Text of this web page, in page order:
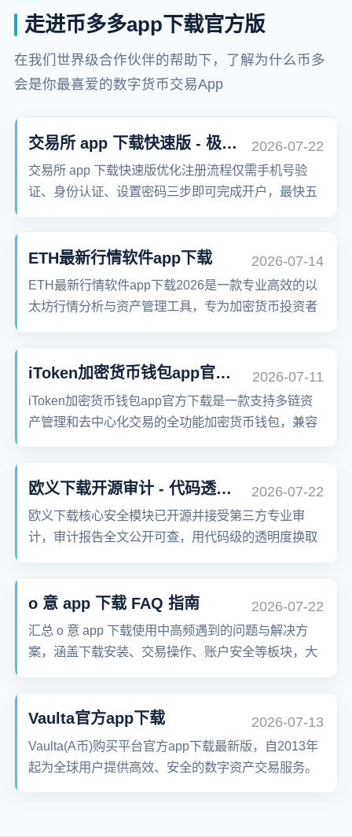
走进币多多app下载官方版
在我们世界级合作伙伴的帮助下，了解为什么币多
会是你最喜爱的数字货币交易App
交易所 app 下载快速版 - 极速注册三步完成开户 2026-07-22
交易所 app 下载快速版优化注册流程仅需手机号验
证、身份认证、设置密码三步即可完成开户，最快五
ETH最新行情软件app下载 2026-07-14
ETH最新行情软件app下载2026是一款专业高效的以
太坊行情分析与资产管理工具，专为加密货币投资者
势、链上数据与市场深度分析，帮助用户及时掌握交
易黄金时机。支持多平台同步、智能预警、K线图
表、交易记录追溯等功能，安全稳定，操作便捷，是
您投资以太坊的首选伴侣。
iToken加密货币钱包app官方下载 2026-07-11
iToken加密货币钱包app官方下载是一款支持多链资
产管理和去中心化交易的全功能加密货币钱包，兼容
储、一键兑换、NFT管理与离线签名功能，助您轻松
掌控数字资产。
欧义下载开源审计 - 代码透明可信 2026-07-22
欧义下载核心安全模块已开源并接受第三方专业审
计，审计报告全文公开可查，用代码级的透明度换取
o 意 app 下载 FAQ 指南 2026-07-22
汇总 o 意 app 下载使用中高频遇到的问题与解决方
案，涵盖下载安装、交易操作、账户安全等板块，大
Vaulta官方app下载 2026-07-13
Vaulta(A币)购买平台官方app下载最新版，自2013年
起为全球用户提供高效、安全的数字资产交易服务。